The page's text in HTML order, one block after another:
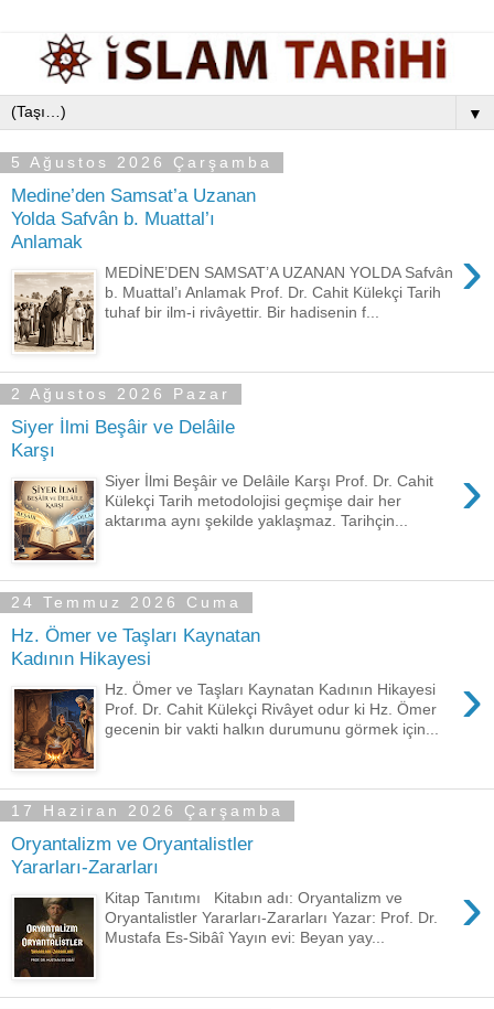
▼
5 Ağustos 2026 Çarşamba
Medine’den Samsat’a Uzanan
Yolda Safvân b. Muattal’ı
Anlamak
›
MEDİNE’DEN SAMSAT’A UZANAN YOLDA Safvân
b. Muattal’ı Anlamak Prof. Dr. Cahit Külekçi Tarih
tuhaf bir ilm-i rivâyettir. Bir hadisenin f...
2 Ağustos 2026 Pazar
Siyer İlmi Beşâir ve Delâile
Karşı
›
Siyer İlmi Beşâir ve Delâile Karşı Prof. Dr. Cahit
Külekçi Tarih metodolojisi geçmişe dair her
aktarıma aynı şekilde yaklaşmaz. Tarihçin...
24 Temmuz 2026 Cuma
Hz. Ömer ve Taşları Kaynatan
Kadının Hikayesi
›
Hz. Ömer ve Taşları Kaynatan Kadının Hikayesi
Prof. Dr. Cahit Külekçi Rivâyet odur ki Hz. Ömer
gecenin bir vakti halkın durumunu görmek için...
17 Haziran 2026 Çarşamba
Oryantalizm ve Oryantalistler
Yararları-Zararları
›
Kitap Tanıtımı Kitabın adı: Oryantalizm ve
Oryantalistler Yararları-Zararları Yazar: Prof. Dr.
Mustafa Es-Sibâî Yayın evi: Beyan yay...